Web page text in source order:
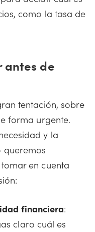
como la tasa de
antes de
tentación, sobre
forma urgente.
y la
queremos
en cuenta
financiera:
claro cuál es